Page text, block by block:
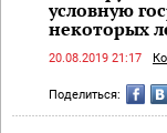
условную
некоторых
20.08.2019 21:17
Поделиться: